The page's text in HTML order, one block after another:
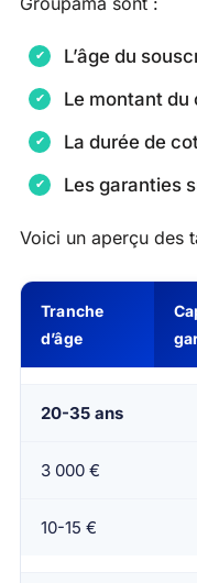
L’âge du
Le montant
La durée de
Les garanties
Voici un aperçu des
Tranche
d’âge
20-35 ans
3 000 €
10-15 €